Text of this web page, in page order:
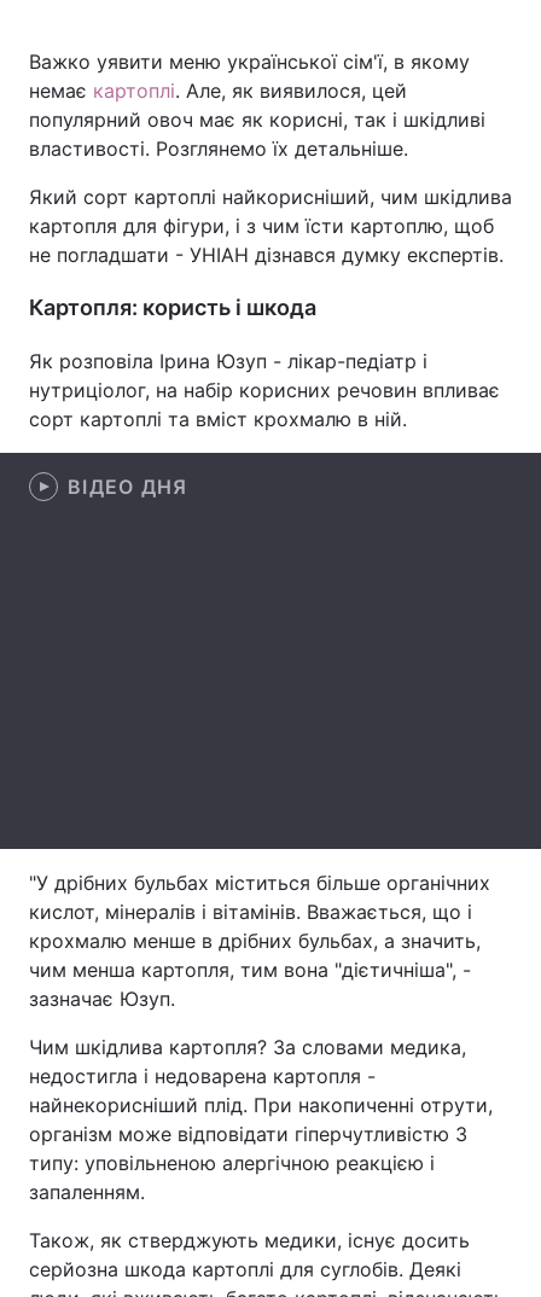
Україна Політика
Економіка Світ
Спорт Наука
Техно і зв'язок Лайт
Зброя Інциденти
Здоров'я Туризм
Цікавинки Погода
Екологія
Тема оформлення
Важко уявити меню української сім'ї, в якому
немає картоплі. Але, як виявилося, цей
популярний овоч має як корисні, так і шкідливі
властивості. Розглянемо їх детальніше.
Який сорт картоплі найкорисніший, чим шкідлива
картопля для фігури, і з чим їсти картоплю, щоб
не погладшати - УНІАН дізнався думку експертів.
Картопля: користь і шкода
Як розповіла Ірина Юзуп - лікар-педіатр і
нутриціолог, на набір корисних речовин впливає
сорт картоплі та вміст крохмалю в ній.
ВІДЕО ДНЯ
"У дрібних бульбах міститься більше органічних
кислот, мінералів і вітамінів. Вважається, що і
крохмалю менше в дрібних бульбах, а значить,
чим менша картопля, тим вона "дієтичніша", -
зазначає Юзуп.
Чим шкідлива картопля? За словами медика,
недостигла і недоварена картопля -
найнекорисніший плід. При накопиченні отрути,
організм може відповідати гіперчутливістю 3
типу: уповільненою алергічною реакцією і
запаленням.
Також, як стверджують медики, існує досить
серйозна шкода картоплі для суглобів. Деякі